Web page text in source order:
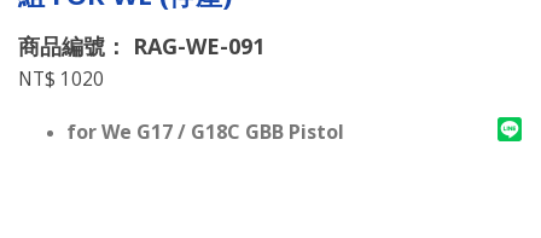
商品編號： RAG-WE-091
NT$ 1020
for We G17 / G18C GBB Pistol